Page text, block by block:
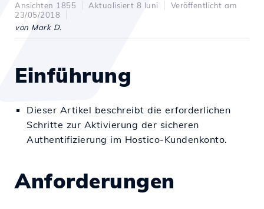
Ansichten 1855 Aktualisiert 8 luni
Veröffentlicht am
23/05/2018
von Mark D.
Einführung
Dieser Artikel beschreibt die erforderlichen
Schritte zur Aktivierung der sicheren
Authentifizierung im Hostico-Kundenkonto.
Anforderungen